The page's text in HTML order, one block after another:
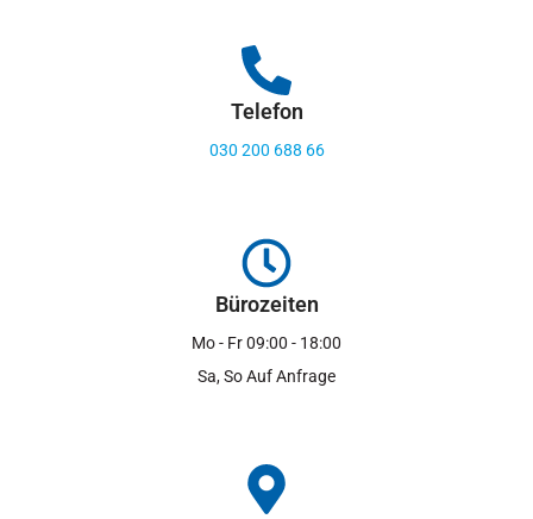
Telefon
030 200 688 66
Bürozeiten
Mo - Fr 09:00 - 18:00
Sa, So Auf Anfrage